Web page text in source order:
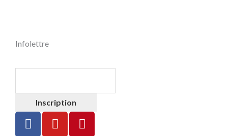
Infolettre
Inscription
F
a
Y
o
P
i